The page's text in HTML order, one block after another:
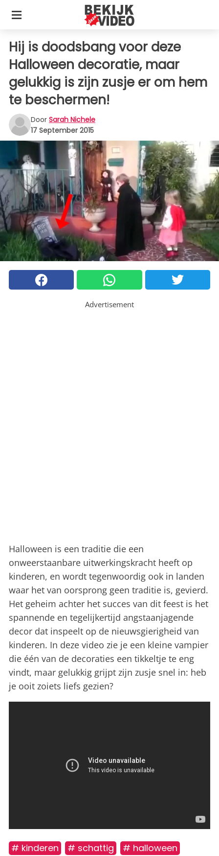
Hij is doodsbang voor deze
Halloween decoratie, maar
gelukkig is zijn zusje er om hem
te beschermen!
Door Sarah Nichele
17 September 2015
Advertisement
Halloween is een traditie die een
onweerstaanbare uitwerkingskracht heeft op
kinderen, en wordt tegenwoordig ook in landen
waar het van oorsprong geen traditie is, gevierd.
Het geheim achter het succes van dit feest is het
spannende en tegelijkertijd angstaanjagende
decor dat inspeelt op de nieuwsgierigheid van
kinderen. In deze video zie je een kleine vampier
die één van de decoraties een tikkeltje te eng
vindt, maar gelukkig grijpt zijn zusje snel in: heb
je ooit zoiets liefs gezien?
# kinderen # schattig # halloween